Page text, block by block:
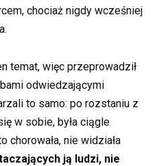
chociaż nigdy wcześniej
temat, więc przeprowadził
odwiedzającymi
to samo: po rozstaniu z
w sobie, była ciągle
chorowała, nie widziała
ją ludzi, nie